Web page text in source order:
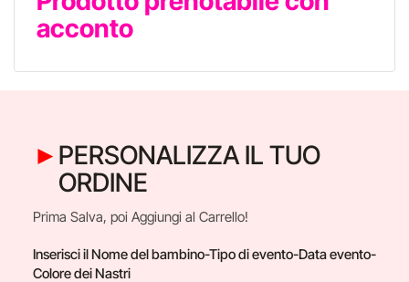
acconto
PERSONALIZZA IL TUO
ORDINE
Prima Salva, poi Aggiungi al Carrello!
Inserisci il Nome del bambino-Tipo di evento-Data evento-
Colore dei Nastri